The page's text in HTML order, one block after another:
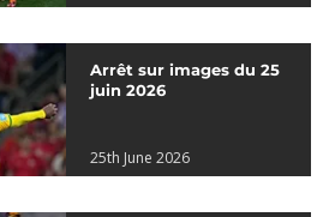
Arrêt sur images du 25
juin 2026
25th June 2026